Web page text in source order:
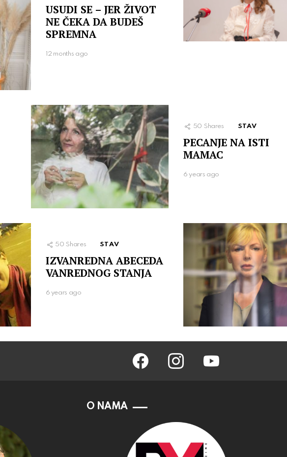
USUDI SE – JER ŽIVOT
NE ČEKA DA BUDEŠ
SPREMNA
12 months ago
50 Shares STAV
PECANJE NA ISTI
MAMAC
6 years ago
50 Shares STAV
IZVANREDNA ABECEDA
VANREDNOG STANJA
6 years ago
facebook instagram youtube
O NAMA